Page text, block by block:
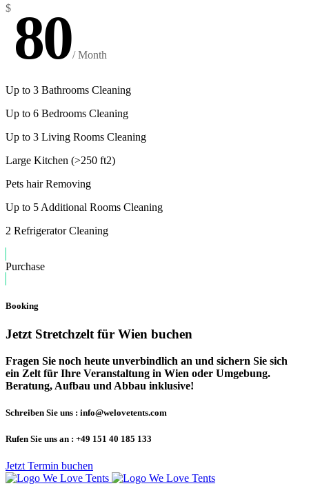
$ 80/ Month
Up to 3 Bathrooms Cleaning
Up to 6 Bedrooms Cleaning
Up to 3 Living Rooms Cleaning
Large Kitchen (>250 ft2)
Pets hair Removing
Up to 5 Additional Rooms Cleaning
2 Refrigerator Cleaning
Purchase
Booking
Jetzt Stretchzelt für Wien buchen
Fragen Sie noch heute unverbindlich an und sichern Sie sich
ein Zelt für Ihre Veranstaltung in Wien oder Umgebung.
Beratung, Aufbau und Abbau inklusive!
Schreiben Sie uns : info@welovetents.com
Rufen Sie uns an : +49 151 40 185 133
Jetzt Termin buchen